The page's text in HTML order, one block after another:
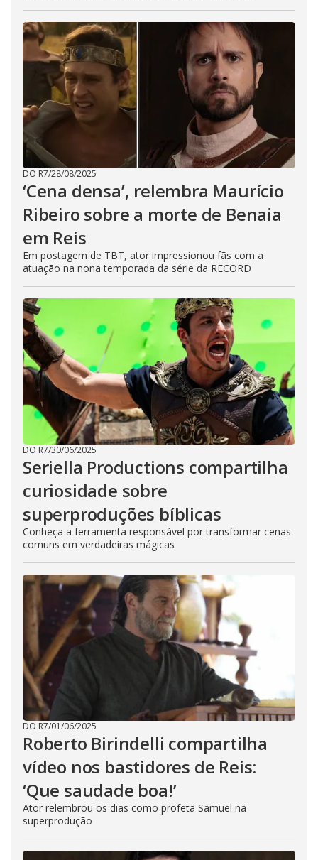
DO R7/28/08/2025
‘Cena densa’, relembra Maurício
Ribeiro sobre a morte de Benaia
em Reis
Em postagem de TBT, ator impressionou fãs com a
atuação na nona temporada da série da RECORD
DO R7/30/06/2025
Seriella Productions compartilha
curiosidade sobre
superproduções bíblicas
Conheça a ferramenta responsável por transformar cenas
comuns em verdadeiras mágicas
DO R7/01/06/2025
Roberto Birindelli compartilha
vídeo nos bastidores de Reis:
‘Que saudade boa!’
Ator relembrou os dias como profeta Samuel na
superprodução